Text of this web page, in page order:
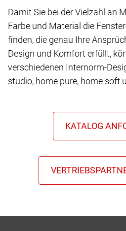
Damit Sie bei der Vielzahl an
Farbe und Material die
finden, die genau Ihre
Design und Komfort erfüllt,
verschiedenen Internorm-
studio, home pure, home soft